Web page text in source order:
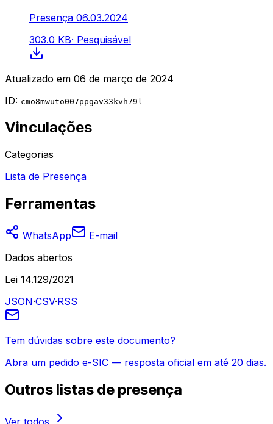
Presença 06.03.2024
303.0 KB· Pesquisável
Atualizado em 06 de março de 2024
ID: cmo8mwuto007ppgav33kvh79l
Vinculações
Categorias
Lista de Presença
Ferramentas
WhatsApp
E-mail
Dados abertos
Lei 14.129/2021
JSON·CSV·RSS
Tem dúvidas sobre este documento?
Abra um pedido e-SIC — resposta oficial em até 20 dias.
Outros listas de presença
Ver todos